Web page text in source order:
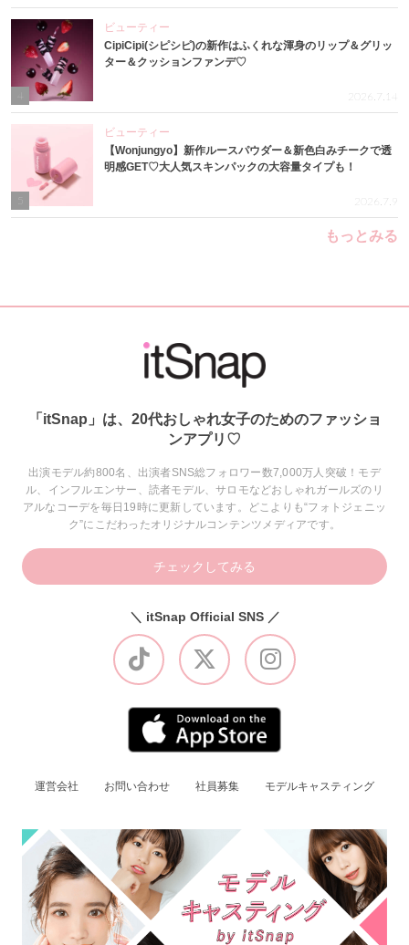
ビューティー
CipiCipi(シピシピ)の新作はふくれな渾身のリップ＆グリッ
ター＆クッションファンデ♡
2026.7.14
ビューティー
【Wonjungyo】新作ルースパウダー＆新色白みチークで透
明感GET♡大人気スキンパックの大容量タイプも！
2026.7.9
もっとみる
「itSnap」は、20代おしゃれ女子のためのファッショ
ンアプリ♡
出演モデル約800名、出演者SNS総フォロワー数7,000万人突破！モデ
ル、インフルエンサー、読者モデル、サロモなどおしゃれガールズのリ
アルなコーデを毎日19時に更新しています。どこよりも“フォトジェニッ
ク”にこだわったオリジナルコンテンツメディアです。
チェックしてみる
＼ itSnap Official SNS ／
運営会社 お問い合わせ 社員募集 モデルキャスティング